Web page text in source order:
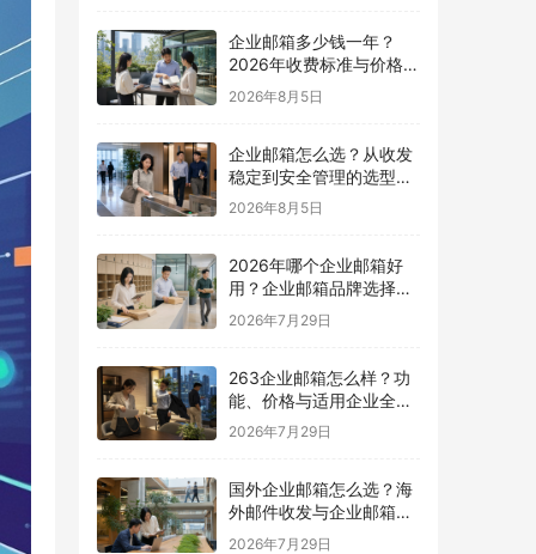
企业邮箱多少钱一年？
2026年收费标准与价格计
算指南
2026年8月5日
企业邮箱怎么选？从收发
稳定到安全管理的选型指
南
2026年8月5日
2026年哪个企业邮箱好
用？企业邮箱品牌选择指
南
2026年7月29日
263企业邮箱怎么样？功
能、价格与适用企业全面
解析
2026年7月29日
国外企业邮箱怎么选？海
外邮件收发与企业邮箱选
择指南
2026年7月29日